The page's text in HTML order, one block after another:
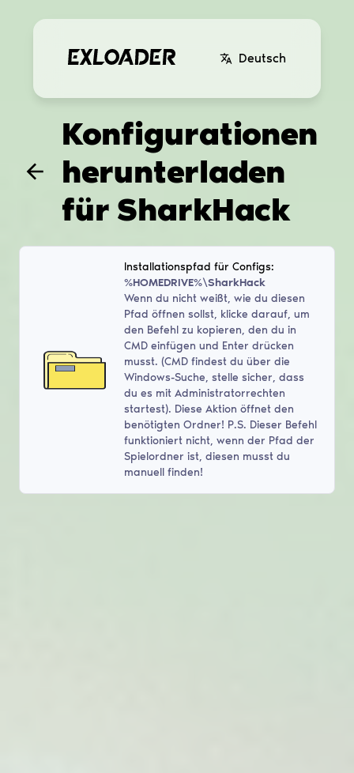
Deutsch
Konfigurationen
herunterladen
für SharkHack
Installationspfad für Configs:
%HOMEDRIVE%\SharkHack
Wenn du nicht weißt, wie du diesen
Pfad öffnen sollst, klicke darauf, um
den Befehl zu kopieren, den du in
CMD einfügen und Enter drücken
musst. (CMD findest du über die
Windows-Suche, stelle sicher, dass
du es mit Administratorrechten
startest). Diese Aktion öffnet den
benötigten Ordner! P.S. Dieser Befehl
funktioniert nicht, wenn der Pfad der
Spielordner ist, diesen musst du
manuell finden!